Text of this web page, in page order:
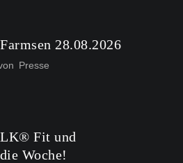
28.08.2026
Presse
Fit und
Woche!